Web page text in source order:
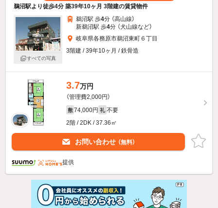
鵜沼駅より徒歩4分 築39年10ヶ月 3階建の賃貸物件
すべての写真
鵜沼駅 歩4分 （高山線）
新鵜沼駅 歩4分 （犬山線など）
岐阜県各務原市鵜沼東町６丁目
3階建 / 39年10ヶ月 / 鉄骨造
3.7万円
（管理費2,000円）
敷 74,000円 礼 不要
2階 / 2DK / 37.36㎡
お問い合わせ （無料）
提供